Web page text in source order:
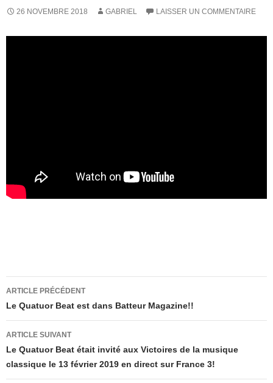
26 NOVEMBRE 2018 GABRIEL LAISSER UN COMMENTAIRE
Navigation
des
articles
ARTICLE PRÉCÉDENT
Le Quatuor Beat est dans Batteur Magazine!!
ARTICLE SUIVANT
Le Quatuor Beat était invité aux Victoires de la musique
classique le 13 février 2019 en direct sur France 3!